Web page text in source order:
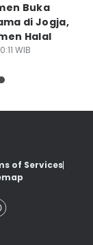
Buka
di Jogja,
Halal
WIB
of Services